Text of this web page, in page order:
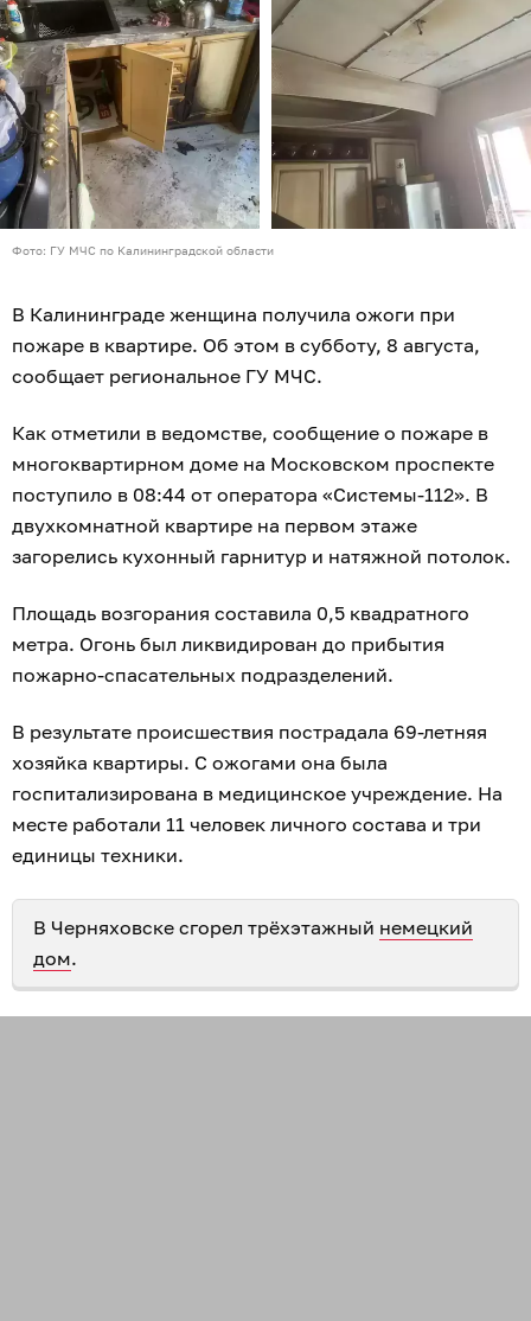
Фото: ГУ МЧС по Калининградской области
В Калининграде женщина получила ожоги при
пожаре в квартире. Об этом в субботу, 8 августа,
сообщает региональное ГУ МЧС.
Как отметили в ведомстве, сообщение о пожаре в
многоквартирном доме на Московском проспекте
поступило в 08:44 от оператора «Системы-112». В
двухкомнатной квартире на первом этаже
загорелись кухонный гарнитур и натяжной потолок.
Площадь возгорания составила 0,5 квадратного
метра. Огонь был ликвидирован до прибытия
пожарно-спасательных подразделений.
В результате происшествия пострадала 69-летняя
хозяйка квартиры. С ожогами она была
госпитализирована в медицинское учреждение. На
месте работали 11 человек личного состава и три
единицы техники.
В Черняховске сгорел трёхэтажный немецкий
дом.